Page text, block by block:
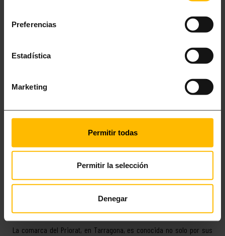
Preferencias
Estadística
Marketing
Permitir todas
Permitir la selección
Denegar
La comarca del Priorat, en Tarragona, es conocida no solo por sus